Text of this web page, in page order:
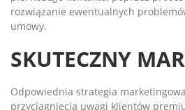
rozwiązanie ewentualnych
umowy.
SKUTECZNY
Odpowiednia strategia
przyciągnięcia uwagi klientów